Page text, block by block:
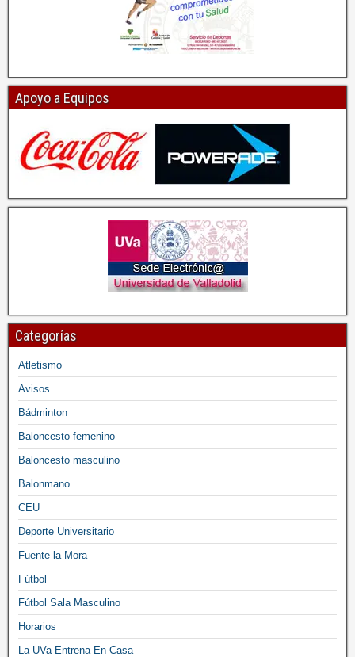
Apoyo a Equipos
Categorías
Atletismo
Avisos
Bádminton
Baloncesto femenino
Baloncesto masculino
Balonmano
CEU
Deporte Universitario
Fuente la Mora
Fútbol
Fútbol Sala Masculino
Horarios
La UVa Entrena En Casa